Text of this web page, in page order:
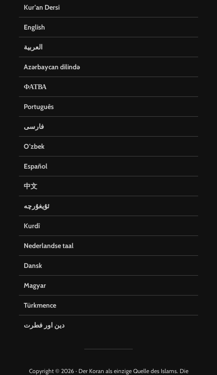
Kur’an Dersi
English
العربية
Azərbaycan dilində
ФАТВА
Português
فارسی
O’zbek
Español
中文
ئۇيغۇرچە
Kurdî
Nederlandse taal
Dansk
Magyar
Türkmence
دین اور فطرت
Copyright © 2026 · Der Koran als einzige Quelle des Islams. Die